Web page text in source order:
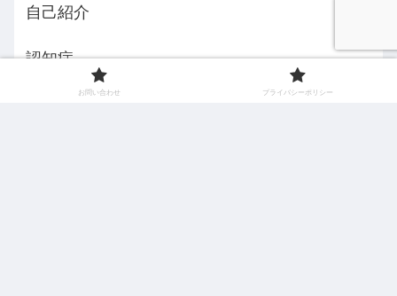
自己紹介
認知症
お問い合わせ プライバシーポリシー